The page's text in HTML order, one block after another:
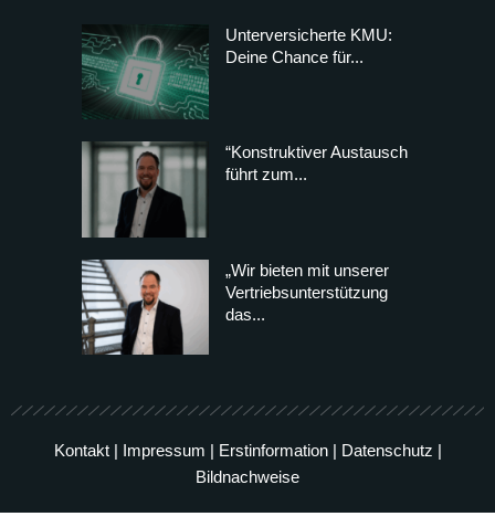
Unterversicherte KMU:
Deine Chance für...
“Konstruktiver Austausch
führt zum...
„Wir bieten mit unserer
Vertriebsunterstützung
das...
Kontakt| Impressum | Erstinformation| Datenschutz |
Bildnachweise